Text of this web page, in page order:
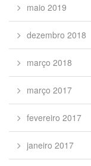
maio 2019
dezembro 2018
março 2018
março 2017
fevereiro 2017
janeiro 2017